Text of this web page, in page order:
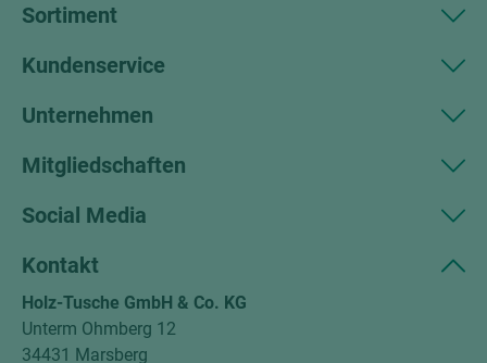
Sortiment
Kundenservice
Unternehmen
Mitgliedschaften
Social Media
Kontakt
Holz-Tusche GmbH & Co. KG
Unterm Ohmberg 12
34431 Marsberg